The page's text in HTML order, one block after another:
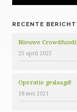
RECENTE
Nieuwe
25 april 2025
Operatie geslaagd!
18 mei 2021